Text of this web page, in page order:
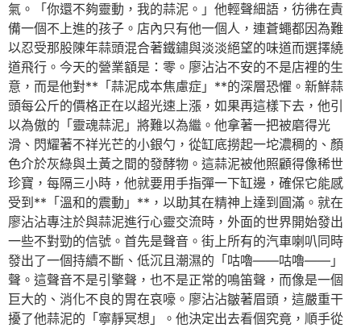
氣。「你還不夠靈動，我的蒜泥。」他輕聲細語，彷彿在責
備一個不上進的孩子。店內只有他一個人，連蒼蠅都因為難
以忍受那股陳年蒜頭混合著鐵鏽與淡淡絕望的味道而選擇繞
道飛行。今天的營業額是：零。廖沾沾不安的不是店裡的生
意，而是他對**「蒜泥成本焦慮症」**的深層恐懼。新鮮蒜
頭每公斤的價格正在以超光速上漲，如果再這樣下去，他引
以為傲的「靈魂蒜泥」將難以為繼。他拿著一把被磨得光
滑、閃耀著不祥光芒的小銀勺，從缸底撈起一坨濃稠的、顏
色介於灰綠與土黃之間的發酵物。這蒜泥被他照顧得像稀世
珍寶，每隔三小時，他就要用手指彈一下缸邊，確保它能感
受到**「溫和的震動」**，以助其在精神上達到圓滿。就在
廖沾沾專注於與蒜泥進行心靈交流時，外面的世界開始發出
一些不對勁的信號。首先是聲音。街上所有的汽車喇叭同時
發出了一個持續不斷、低沉且潮濕的「咕嚕——咕嚕——」
聲。這聲音不是引擎聲，也不是正常的鳴笛聲，而像是一個
巨大的、消化不良的胃在哀嚎。廖沾沾皺著眉頭，這嚴重干
擾了他蒜泥的「寧靜冥想」。他決定出去看個究竟，順手從